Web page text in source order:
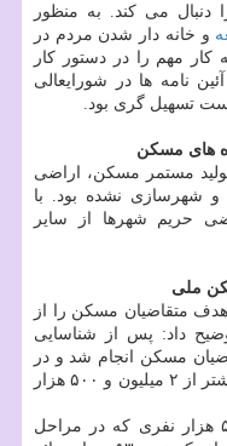
می کند. به منظور
و خانه دار شدن مردم در
مهم را در دستور کار
نامه ها در شورایعالی
تسهیل گری بود.
های مسکن
مستمر مسکن، اراضی
و شهرسازی نشده بود. با
حریم شهرها از سایر
متقاضیان مسکن را از
داد: پس از شناسایی
مسکن انجام شد و در
طرح اقدام ملی مسکن در پنج مرحله بیشتر از ۲ میلیون و ۵۰۰ هزار
اسلامی تصریح کرد: از ۲ میلیون و ۵۰۰ هزار نفری که در مراحل